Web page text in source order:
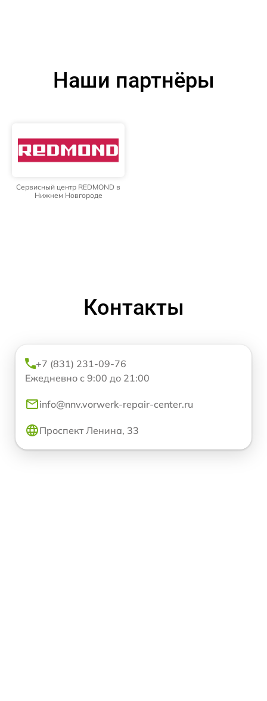
Наши партнёры
Сервисный центр REDMOND в
Нижнем Новгороде
Контакты
+7 (831) 231-09-76
Ежедневно с 9:00 до 21:00
info@nnv.vorwerk-repair-center.ru
Проспект Ленина, 33